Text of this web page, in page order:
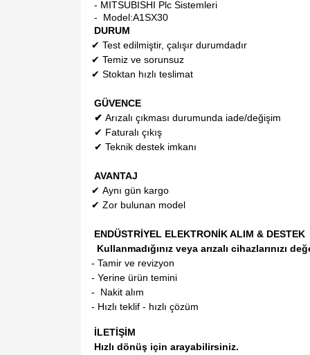
- MITSUBISHI Plc Sistemleri
- Model:A1SX30
DURUM
✔ Test edilmiştir, çalışır durumdadır
✔ Temiz ve sorunsuz
✔ Stoktan hızlı teslimat
GÜVENCE
✔ Arızalı çıkması durumunda iade/değişim
✔ Faturalı çıkış
✔ Teknik destek imkanı
AVANTAJ
✔ Aynı gün kargo
✔ Zor bulunan model
ENDÜSTRİYEL ELEKTRONİK ALIM & DESTEK
Kullanmadığınız veya arızalı cihazlarınızı
- Tamir ve revizyon
- Yerine ürün temini
- Nakit alım
- Hızlı teklif - hızlı çözüm
İLETİŞİM
Hızlı dönüş için arayabilirsiniz.